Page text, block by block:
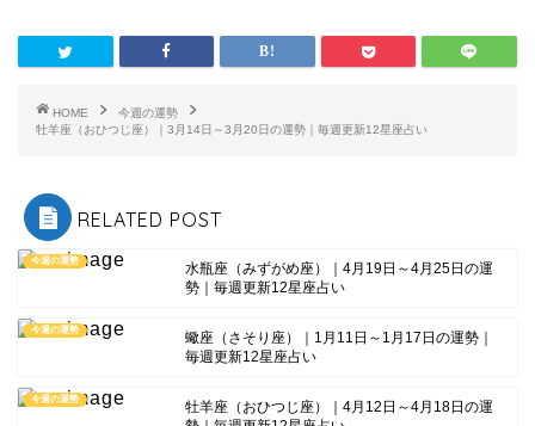
HOME
今週の運勢
牡羊座（おひつじ座）｜3月14日～3月20日の運勢｜毎週更新12星座占い
RELATED POST
今週の運勢
水瓶座（みずがめ座）｜4月19日～4月25日の運
勢｜毎週更新12星座占い
今週の運勢
蠍座（さそり座）｜1月11日～1月17日の運勢｜
毎週更新12星座占い
今週の運勢
牡羊座（おひつじ座）｜4月12日～4月18日の運